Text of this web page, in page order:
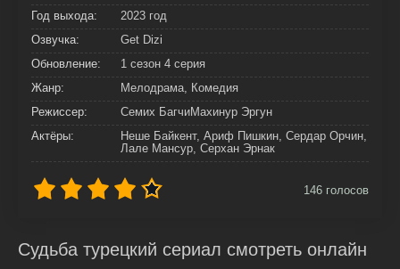
Год выхода:
2023 год
Озвучка:
Get Dizi
Обновление:
1 сезон 4 серия
Жанр:
Мелодрама, Комедия
Режиссер:
Семих БагчиМахинур Эргун
Актёры:
Неше Байкент, Ариф Пишкин, Сердар Орчин,
Лале Мансур, Серхан Эрнак
146 голосов
Судьба турецкий сериал смотреть онлайн